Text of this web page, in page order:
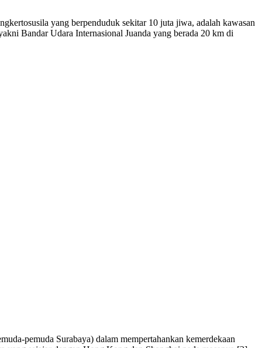
yang berpenduduk sekitar 10 juta jiwa, adalah kawasan
Bandar Udara Internasional Juanda yang berada 20 km di
pemuda Surabaya) dalam mempertahankan kemerdekaan